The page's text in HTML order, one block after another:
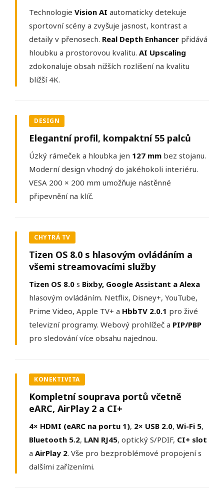
Technologie Vision AI automaticky detekuje
sportovní scény a zvyšuje jasnost, kontrast a
detaily v přenosech. Real Depth Enhancer přidává
hloubku a prostorovou kvalitu. AI Upscaling
zdokonaluje obsah nižších rozlišení na kvalitu
bližší 4K.
DESIGN
Elegantní profil, kompaktní 55 palců
Úzký rámeček a hloubka jen 127 mm bez stojanu.
Moderní design vhodný do jakéhokoli interiéru.
VESA 200 × 200 mm umožňuje nástěnné
připevnění na klíč.
CHYTRÁ TV
Tizen OS 8.0 s hlasovým ovládáním a
všemi streamovacími služby
Tizen OS 8.0 s Bixby, Google Assistant a Alexa
hlasovým ovládáním. Netflix, Disney+, YouTube,
Prime Video, Apple TV+ a HbbTV 2.0.1 pro živé
televizní programy. Webový prohlížeč a PIP/PBP
pro sledování více obsahu najednou.
KONEKTIVITA
Kompletní souprava portů včetně
eARC, AirPlay 2 a CI+
4× HDMI (eARC na portu 1), 2× USB 2.0, Wi-Fi 5,
Bluetooth 5.2, LAN RJ45, optický S/PDIF, CI+ slot
a AirPlay 2. Vše pro bezproblémové propojení s
dalšími zařízeními.